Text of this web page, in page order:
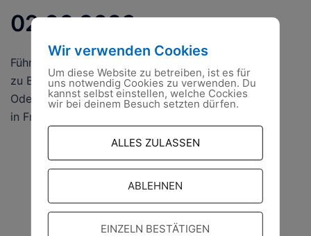
02.06.2023
Führungskräfte des Ortsverbandes
zu Besuch in der Regionalleitstelle
Oderland
in Frankfurt (Oder)
Wir verwenden Cookies
Um diese Website zu betreiben, ist es für
uns notwendig Cookies zu verwenden. Du
kannst selbst einstellen, welche Cockies
wir bei deinem Besuch setzten dürfen.
ALLES ZULASSEN
ABLEHNEN
EINZELN BESTÄTIGEN